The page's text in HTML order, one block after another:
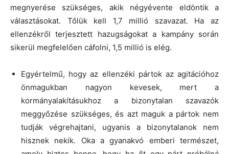
megnyerése szükséges, akik négyévente eldöntik a
választásokat. Tőlük kell 1,7 millió szavazat. Ha az
ellenzékről terjesztett hazugságokat a kampány során
sikerül megfelelően cáfolni, 1,5 millió is elég.
Egyértelmű, hogy az ellenzéki pártok az agitációhoz
önmagukban nagyon kevesek, mert a
kormányalakításukhoz a bizonytalan szavazók
meggyőzése szükséges, és azt maguk a pártok nem
tudják végrehajtani, ugyanis a bizonytalanok nem
hisznek nekik. Oka a gyanakvó emberi természet,